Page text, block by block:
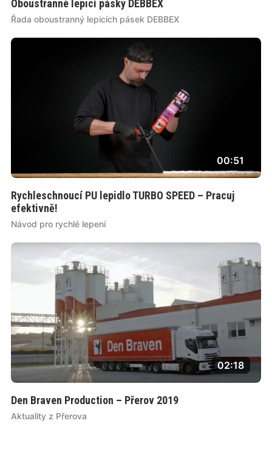
Oboustranné lepicí pásky DEBBEX
Řada oboustranný lepicích pásek DEBBEX
00:51
Rychleschnoucí PU lepidlo TURBO SPEED – Pracuj
efektivně!
Návod pro rychlé lepení
02:18
Den Braven Production – Přerov 2019
Aktuality z Přerova